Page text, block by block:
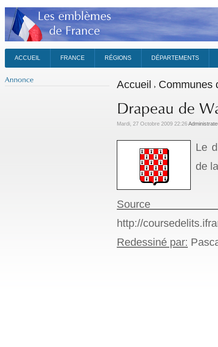
ACCUEIL FRANCE RÉGIONS DÉPARTEMENTS
Accueil Communes
Mardi, 27 Octobre 2009 22:26
Le
de
http://
Redessiné par: